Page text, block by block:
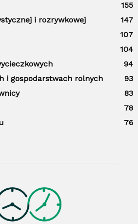
155
i rozrywkowej
147
107
104
94
i gospodarstwach rolnych
93
83
78
76